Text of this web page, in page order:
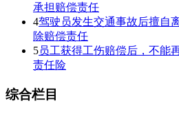
承担赔偿责任
4驾驶员发生交通事故后擅自
除赔偿责任
5员工获得工伤赔偿后，不能
责任险
综合栏目